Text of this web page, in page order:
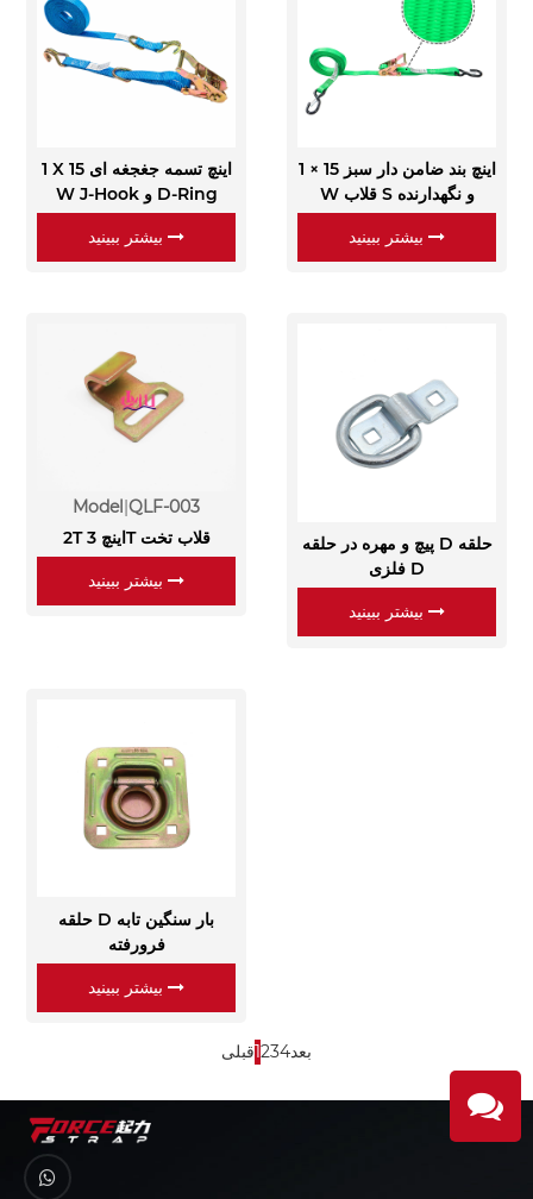
1 X 15 اینچ تسمه جغجغه ای
W J-Hook و D-Ring
1 × 15 اینچ بند ضامن دار سبز
W قلاب S و نگهدارنده
Model QLF-003
2T اینچ 3T قلاب تخت
پیچ و مهره در حلقه D حلقه
فلزی D
حلقه D بار سنگین تابه
فرورفته
قبلی1234بعد